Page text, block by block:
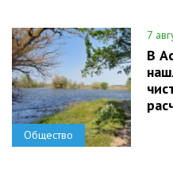
Общество
7
В